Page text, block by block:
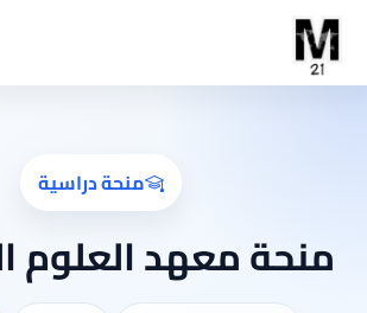
منحة دراسية
منحة معهد العلوم